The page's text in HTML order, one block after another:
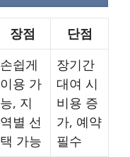
장점 단점
손쉽게
이용 가
능, 지
역별 선
택 가능
장기간
대여 시
비용 증
가, 예약
필수